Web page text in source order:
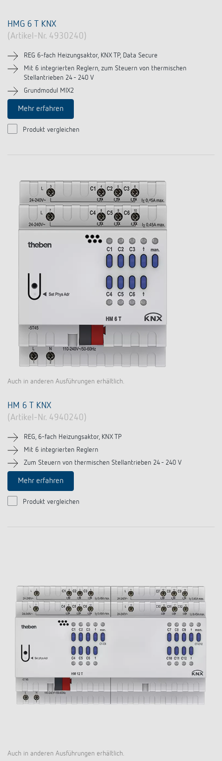
HMG 6 T KNX
(Artikel-Nr. 4930240)
REG 6-fach Heizungsaktor, KNX TP, Data Secure
Mit 6 integrierten Reglern, zum Steuern von thermischen
Stellantrieben 24 - 240 V
Grundmodul MIX2
Mehr erfahren
Produkt vergleichen
Auch in anderen Ausführungen erhältlich.
HM 6 T KNX
(Artikel-Nr. 4940240)
REG, 6-fach Heizungsaktor, KNX TP
Mit 6 integrierten Reglern
Zum Steuern von thermischen Stellantrieben 24 - 240 V
Mehr erfahren
Produkt vergleichen
Auch in anderen Ausführungen erhältlich.